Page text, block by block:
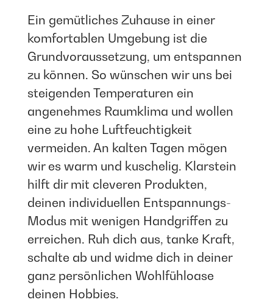
Ein gemütliches Zuhause in einer
komfortablen Umgebung ist die
Grundvoraussetzung, um entspannen
zu können. So wünschen wir uns bei
steigenden Temperaturen ein
angenehmes Raumklima und wollen
eine zu hohe Luftfeuchtigkeit
vermeiden. An kalten Tagen mögen
wir es warm und kuschelig. Klarstein
hilft dir mit cleveren Produkten,
deinen individuellen Entspannungs-
Modus mit wenigen Handgriffen zu
erreichen. Ruh dich aus, tanke Kraft,
schalte ab und widme dich in deiner
ganz persönlichen Wohlfühloase
deinen Hobbies. ​